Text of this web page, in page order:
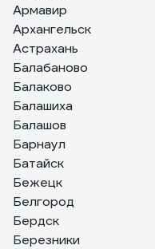
Армавир
Архангельск
Астрахань
Балабаново
Балаково
Балашиха
Балашов
Барнаул
Батайск
Бежецк
Белгород
Бердск
Березники